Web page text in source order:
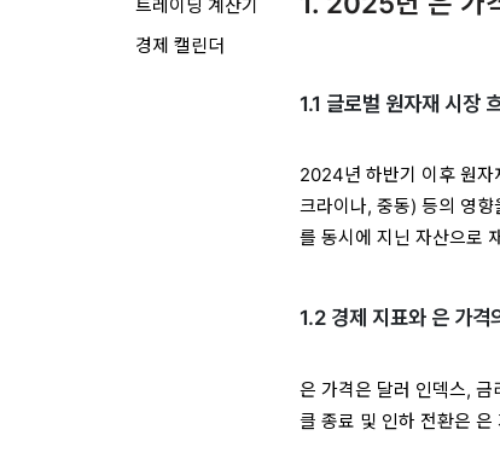
트레이딩 계산기
경제 캘린더
1.1 글로벌 원자재 시장
2024년 하반기 이후 원자
크라이나, 중동) 등의 영
를 동시에 지닌 자산으로
1.2 경제 지표와 은 가격
은 가격은 달러 인덱스,
클 종료 및 인하 전환은